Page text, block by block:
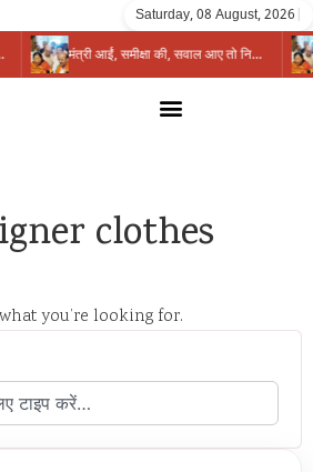
Saturday, 08 August, 2026
मंत्री आईं, समीक्षा की, सवाल आए तो निकल गईं – खाली जयंत चौंकीं पर नहीं दिया जवाब
clothes
you’re looking for.